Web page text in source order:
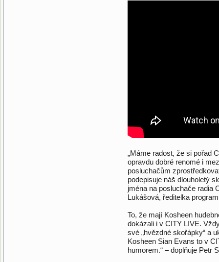
„Máme radost, že si pořad
opravdu dobré renomé i
posluchačům
podepisuje náš dlouholetý
jména na posluchače radia
Lukášová, ředitelka
To, že mají Kosheen
dokázali i v CITY LIVE.
své „hvězdné skořápky“ a
Kosheen Sian Evans to v
humorem.“ – doplňuje Petr